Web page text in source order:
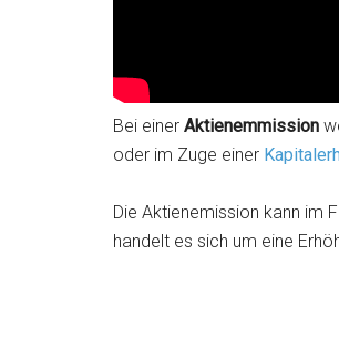
Bei einer Aktienemmission
oder im Zuge einer
Die Aktienemission kann im
handelt es sich um eine